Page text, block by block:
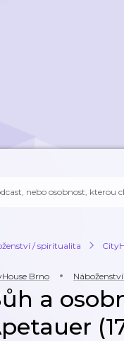
/ spiritualita
Brno
a